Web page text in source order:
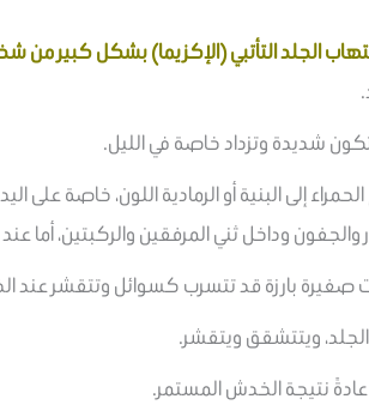
الجلد التأتبي (الإكزيما) بشكل كبير من
شديدة وتزداد خاصة في الليل.
الحمراء إلى البنية أو الرمادية اللون، خاصة
والجفون وداخل ثني المرفقين والركبتين، أما
صغيرة بارزة قد تتسرب كسوائل وتتقشر عند
ويتتشقق ويتقشر.
عادةً نتيجة الخدش المستمر.